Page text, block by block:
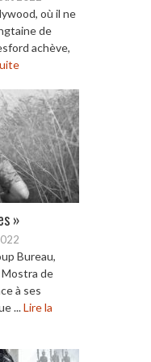
où il ne
de
achève,
»
Bureau,
Mostra de
à ses
...Lire la